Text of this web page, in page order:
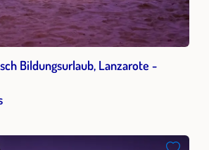
Bildungsurlaub, Lanzarote -